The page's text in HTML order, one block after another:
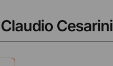
Cesarini